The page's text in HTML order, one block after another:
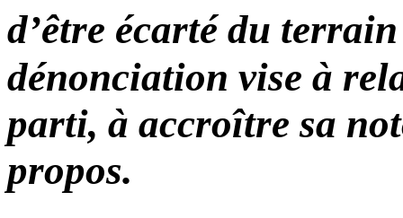
d’être écarté du
dénonciation vise à
parti, à accroître sa
propos.